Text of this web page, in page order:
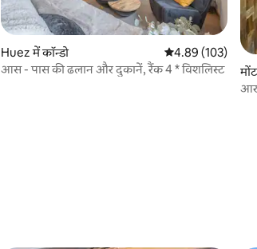
128 समीक्षाएँ
Huez में कॉन्डो औसत रेटिंग 5 में से
4.89 (103)
आस - पास की ढलान और दुकानें, रैंक 4 * विशलिस्ट